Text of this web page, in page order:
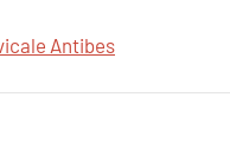
Antibes